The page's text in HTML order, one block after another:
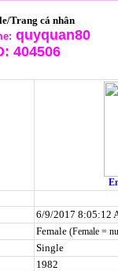
Trang cá nhân
quyquan80
404506
6/9/2017 8:05:12
Female (Female =
Single
1982